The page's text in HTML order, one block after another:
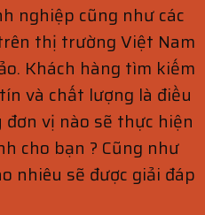
nghiệp cũng như các
thị trường Việt Nam
Khách hàng tìm kiếm
và chất lượng là điều
vị nào sẽ thực hiện
cho bạn ? Cũng như
nhiêu sẽ được giải đáp